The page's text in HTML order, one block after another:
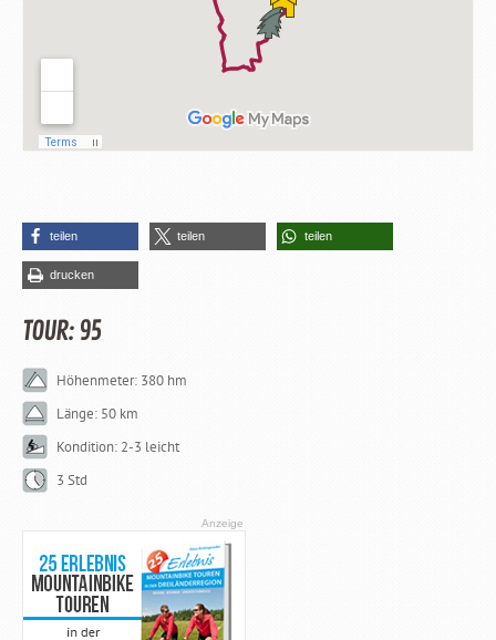
teilen teilen teilen
drucken
TOUR: 95
Höhenmeter: 380 hm
Länge: 50 km
Kondition: 2-3 leicht
3 Std
Anzeige